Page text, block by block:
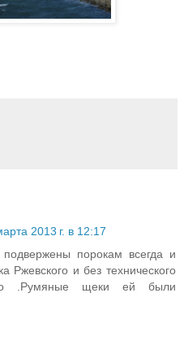
2013 г. в 12:17
порокам всегда и
Ржевского и без технического
.Румяные щеки ей были